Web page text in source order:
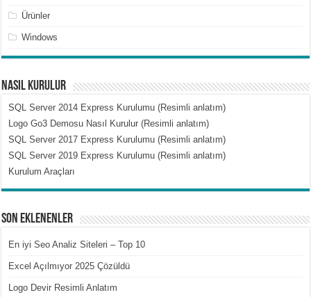
Ürünler
Windows
Nasıl Kurulur
SQL Server 2014 Express Kurulumu (Resimli anlatım)
Logo Go3 Demosu Nasıl Kurulur (Resimli anlatım)
SQL Server 2017 Express Kurulumu (Resimli anlatım)
SQL Server 2019 Express Kurulumu (Resimli anlatım)
Kurulum Araçları
Son Eklenenler
En iyi Seo Analiz Siteleri – Top 10
Excel Açılmıyor 2025 Çözüldü
Logo Devir Resimli Anlatım